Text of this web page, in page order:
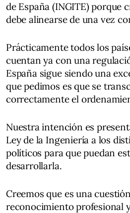
de España (INGITE) porque
debe alinearse de una vez
Prácticamente todos los
cuentan ya con una
España sigue siendo una
que pedimos es que se
correctamente el
Nuestra intención es
Ley de la Ingeniería a los
políticos para que puedan
desarrollarla.
Creemos que es una
reconocimiento profesional